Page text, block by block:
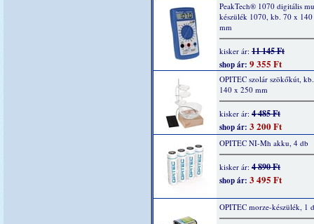
PeakTech® 1070 digitális
készülék 1070, kb. 70 x
mm
kisker ár: 11 145 Ft
shop ár: 9 355 Ft
OPITEC szolár szökőkút,
140 x 250 mm
kisker ár: 4 485 Ft
shop ár: 3 200 Ft
OPITEC NI-Mh akku, 4 db
kisker ár: 4 890 Ft
shop ár: 3 495 Ft
OPITEC morze-készülék, 1